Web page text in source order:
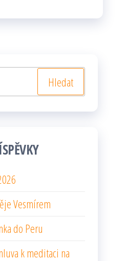
Vesmírem
do Peru
k meditaci na